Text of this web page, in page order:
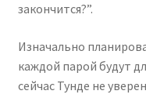
закончится?”.
Изначально
каждой парой будут
сейчас Тунде не